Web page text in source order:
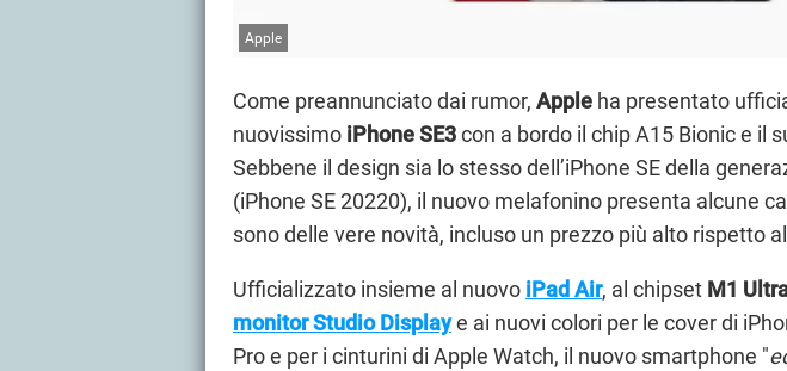
Apple
Come preannunciato dai rumor, Apple ha presentato
nuovissimo iPhone SE3con a bordo il chip A15 Bionic e il
Sebbene il design sia lo stesso dell’iPhone SE della
(iPhone SE 20220), il nuovo melafonino presenta alcune
sono delle vere novità, incluso un prezzo più alto rispetto
Ufficializzato insieme al nuovo iPad Air, al chipset M1
monitor Studio Displaye ai nuovi colori per le cover di
Pro e per i cinturini di Apple Watch, il nuovo smartphone "